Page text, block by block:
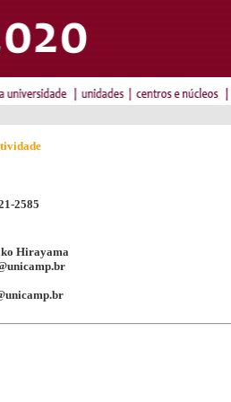
2585
Hirayama